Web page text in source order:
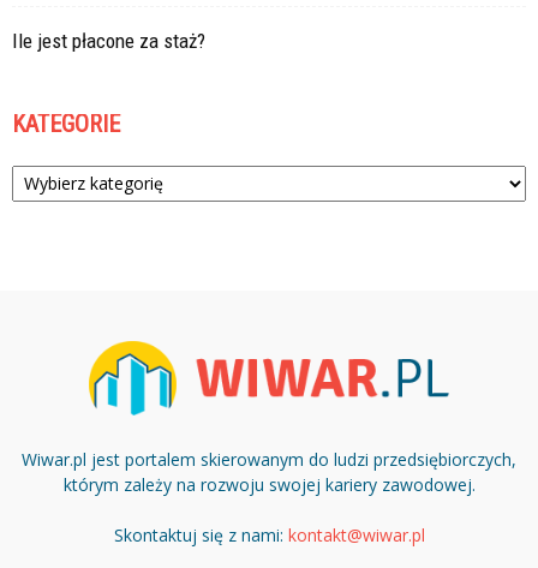
Ile jest płacone za staż?
KATEGORIE
Kategorie
Wiwar.pl jest portalem skierowanym do ludzi przedsiębiorczych,
którym zależy na rozwoju swojej kariery zawodowej.
Skontaktuj się z nami: kontakt@wiwar.pl